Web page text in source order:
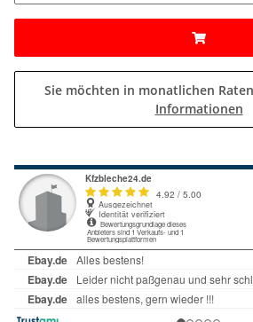
Sie möchten in monatlichen
Informationen